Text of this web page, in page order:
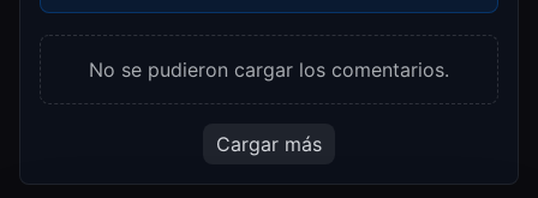
No se pudieron cargar los comentarios.
Cargar más